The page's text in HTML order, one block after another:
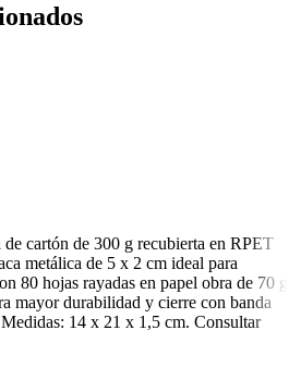
cartón de 300 g recubierta en RPET
metálica de 5 x 2 cm ideal para
80 hojas rayadas en papel obra de 70 g,
mayor durabilidad y cierre con banda
14 x 21 x 1,5 cm. Consultar